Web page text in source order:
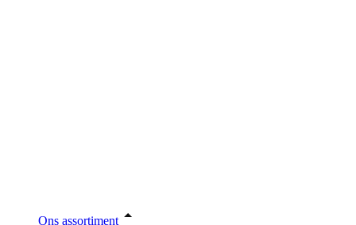
Ons assortiment